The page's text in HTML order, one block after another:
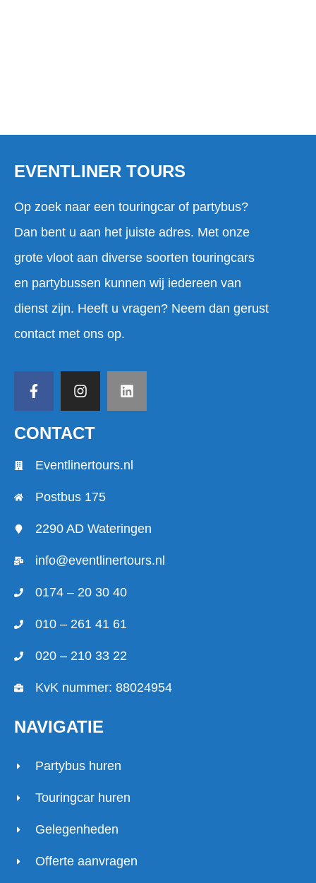
EVENTLINER TOURS
Op zoek naar een touringcar of partybus?
Dan bent u aan het juiste adres. Met onze
grote vloot aan diverse soorten touringcars
en partybussen kunnen wij iedereen van
dienst zijn. Heeft u vragen? Neem dan gerust
contact met ons op.
CONTACT
Eventlinertours.nl
Postbus 175
2290 AD Wateringen
info@eventlinertours.nl
0174 – 20 30 40
010 – 261 41 61
020 – 210 33 22
KvK nummer: 88024954
NAVIGATIE
Partybus huren
Touringcar huren
Gelegenheden
Offerte aanvragen